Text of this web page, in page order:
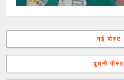
नई पोस्ट
पुरानी पोस्ट